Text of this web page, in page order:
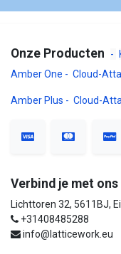
Onze Producten -
Amber One - Cloud-
Amber Plus - Cloud-
Verbind je met ons
Lichttoren 32, 5611BJ,
+31408485288
info@latticework.eu